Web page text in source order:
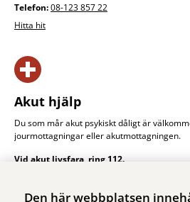
Den här webbplatsen
Telefon:08-123 857 22
Hitta hit
Akut hjälp
Du som mår akut psykiskt dåligt är
jourmottagningar eller akut­mottagningen.
Vid akut livsfara, ring 112.